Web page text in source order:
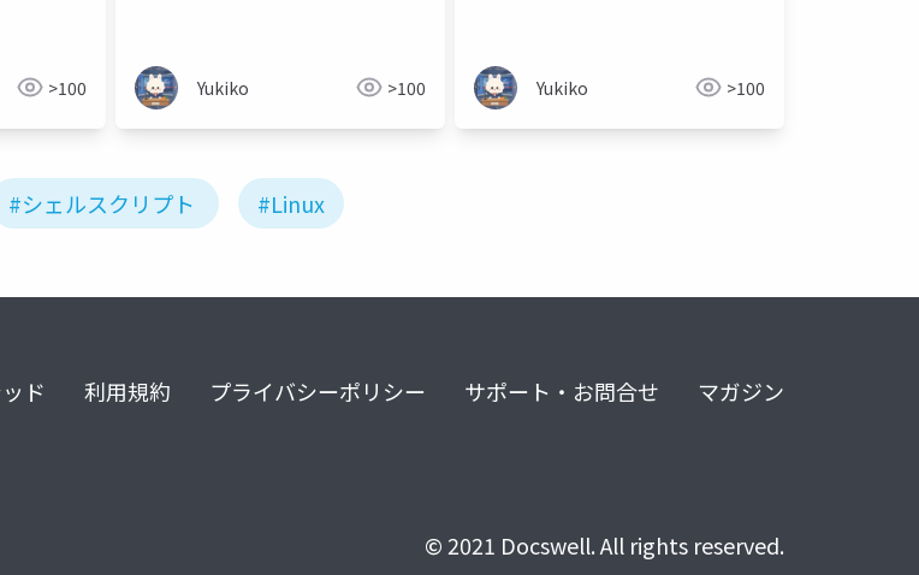
>100 Yukiko >100 Yukiko >100
#シェルスクリプト #Linux
ド 利用規約 プライバシーポリシー サポート・お問合せ マガジン
© 2021 Docswell. All rights reserved.